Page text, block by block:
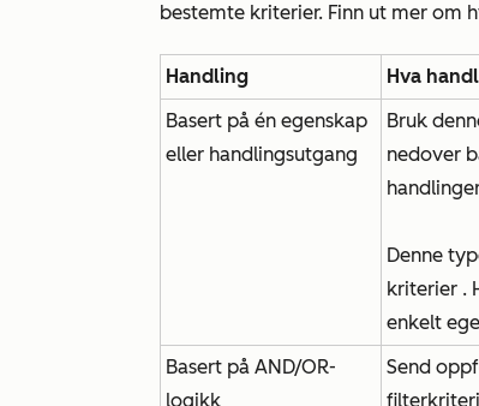
bestemte kriterier. Finn ut mer om
Handling
Hva
Basert på én egenskap
eller handlingsutgang
Bruk
nedover
Denne
kriterier .
enkelt
Basert på AND/OR-
logikk
Send